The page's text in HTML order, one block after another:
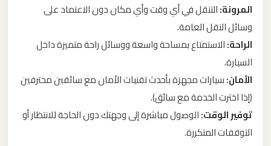
المرونة:التنقل في أي وقت وأي مكان دون الاعتماد على
وسائل النقل العامة.
الراحة:الاستمتاع بمساحة واسعة ووسائل راحة متميزة داخل
السيارة.
الأمان:سيارات مجهزة بأحدث تقنيات الأمان مع سائقين محترفين
(إذا اخترت الخدمة مع سائق).
توفير الوقت:الوصول مباشرة إلى وجهتك دون الحاجة للانتظار أو
التوقفات المتكررة.
الساحل
الشمالي
ليموزين
مطار
العرب